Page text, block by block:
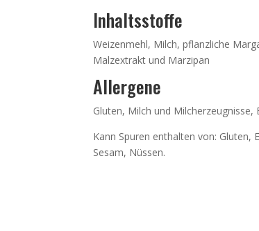
Inhaltsstoffe
Weizenmehl, Milch, pflanzliche
Malzextrakt und Marzipan
Allergene
Gluten, Milch und Milcherzeugnisse,
Kann Spuren enthalten von: Gluten,
Sesam, Nüssen.